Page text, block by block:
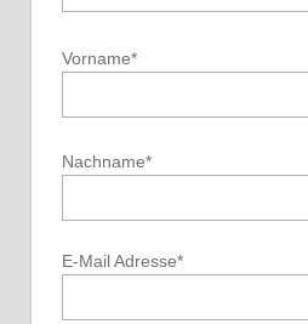
Vorname*
Nachname*
E-Mail Adresse*